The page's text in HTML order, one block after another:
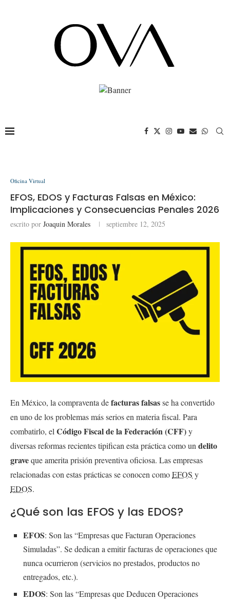
Oficina Virtual
EFOS, EDOS y Facturas Falsas en México:
Implicaciones y Consecuencias Penales 2026
escrito por Joaquin Morales septiembre 12, 2025
En México, la compraventa defacturas falsasse ha convertido
en uno de los problemas más serios en materia fiscal. Para
combatirlo, el Código Fiscal de la Federación (CFF)y
diversas reformas recientes tipifican esta práctica como un delito
graveque amerita prisión preventiva oficiosa. Las empresas
relacionadas con estas prácticas se conocen comoEFOS y
EDOS.
¿Qué son las EFOS y las EDOS?
EFOS: Son las “Empresas que Facturan Operaciones
Simuladas”. Se dedican a emitir facturas de operaciones que
nunca ocurrieron (servicios no prestados, productos no
entregados, etc.).
EDOS: Son las “Empresas que Deducen Operaciones